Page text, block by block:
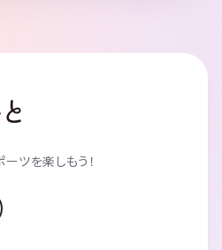
ツを楽しもう！